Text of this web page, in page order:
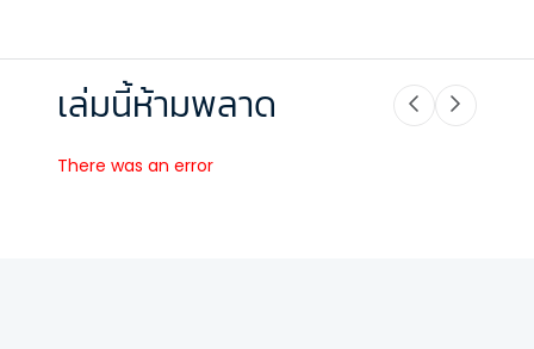
เล่มนี้ห้ามพลาด
There was an error